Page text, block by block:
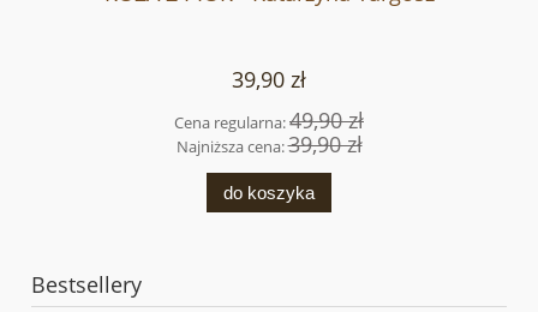
39,90 zł
Cena regularna:49,90 zł
Najniższa cena:39,90 zł
do koszyka
Bestsellery